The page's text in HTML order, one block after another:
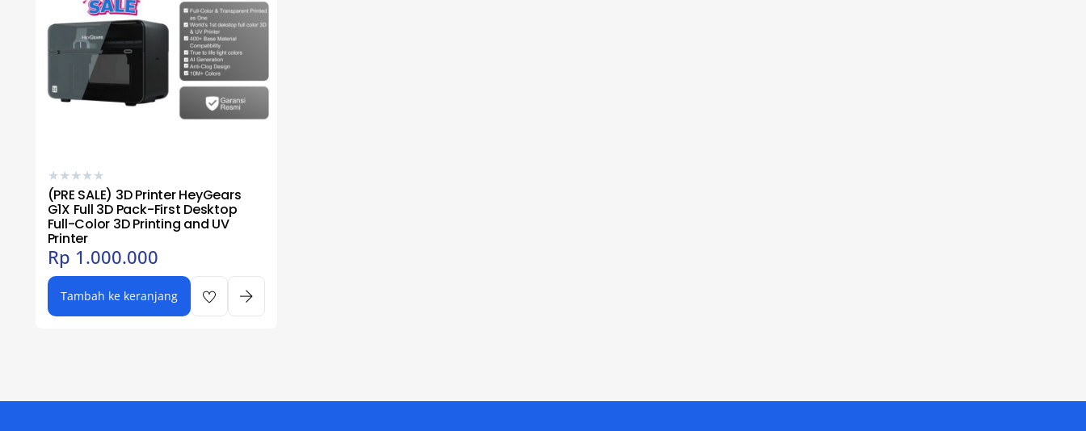
★★★★★
(PRE SALE) 3D Printer HeyGears
G1X Full 3D Pack-First Desktop
Full-Color 3D Printing and UV
Printer
Rp 1.000.000
Tambah ke keranjang